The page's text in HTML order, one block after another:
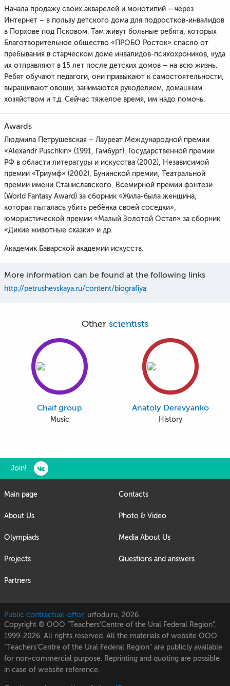
Начала продажу своих акварелей и монотипий – через
Интернет – в пользу детского дома для подростков-инвалидов
в Порхове под Псковом. Там живут больные ребята, которых
Благотворительное общество «ПРОБО Росток» спасло от
пребывания в старческом доме инвалидов-психохроников, куда
их отправляют в 15 лет после детских домов – на всю жизнь.
Ребят обучают педагоги, они привыкают к самостоятельности,
выращивают овощи, занимаются рукоделием, домашним
хозяйством и т.д. Сейчас тяжелое время, им надо помочь.
Awards
Людмила Петрушевская – Лауреат Международной премии
«Alexandr Puschkin» (1991, Гамбург), Государственной премии
РФ в области литературы и искусства (2002), Независимой
премии «Триумф» (2002), Бунинской премии, Театральной
премии имени Станиславского, Всемирной премии фэнтези
(World Fantasy Award) за сборник «Жила-была женщина,
которая пыталась убить ребёнка своей соседки»,
юмористической премии «Малый Золотой Остап» за сборник
«Дикие животные сказки» и др.
Академик Баварской академии искусств.
More information can be found at the following links
http://petrushevskaya.ru/content/biografiya
Other scientists
Chaif group
Music
Anatoly Derevyanko
History
Join!
Main page
About Us
Olympiads
Projects
Partners
Contacts
Photo & Video
Media About Us
Questions and answers
Public contractual-offer, urfodu.ru, 2026.
Copyright © OOO “Teachers’Centre of the Ural Federal Region”,
1999-2026. All rights reserved. All the materials of website OOO
“Teachers’Centre of the Ural Federal Region” are publicly available
for non-commercial purpose. Reprinting and quoting are possible
in case of website reference.